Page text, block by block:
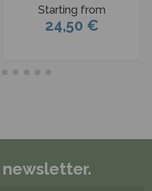
Starting from
24,50 €